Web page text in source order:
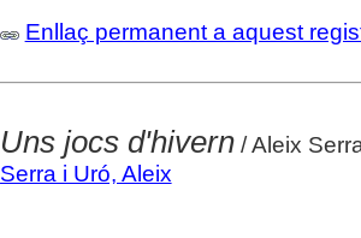
Enllaç permanent a aquest
Uns jocs d'hivern/ Aleix
Serra i Uró, Aleix